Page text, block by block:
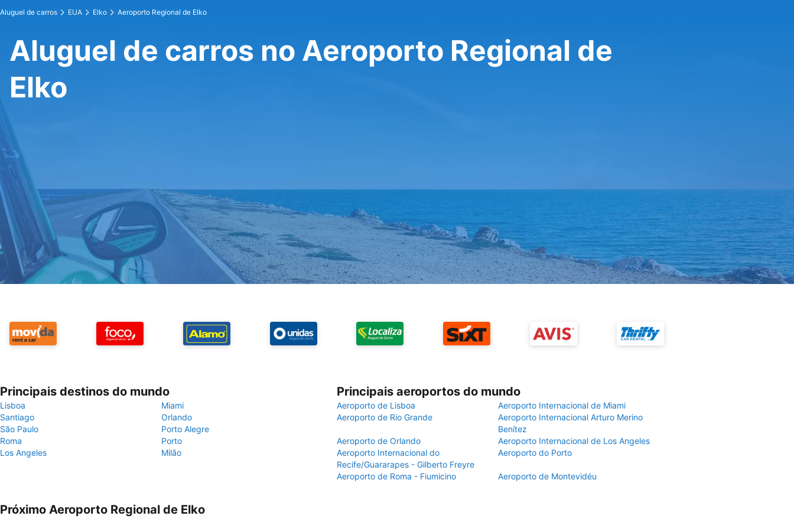
Aluguel de carros EUA Elko Aeroporto Regional de Elko
Aluguel de carros no Aeroporto Regional de
Elko
Principais destinos do mundo
Lisboa
Miami
Santiago
Orlando
São Paulo
Porto Alegre
Roma
Porto
Los Angeles
Milão
Principais aeroportos do mundo
Aeroporto de Lisboa
Aeroporto Internacional de Miami
Aeroporto de Rio Grande
Aeroporto Internacional Arturo Merino
Benítez
Aeroporto de Orlando
Aeroporto Internacional de Los Angeles
Aeroporto Internacional do
Recife/Guararapes - Gilberto Freyre
Aeroporto do Porto
Aeroporto de Roma - Fiumicino Aeroporto de Montevidéu
Próximo Aeroporto Regional de Elko